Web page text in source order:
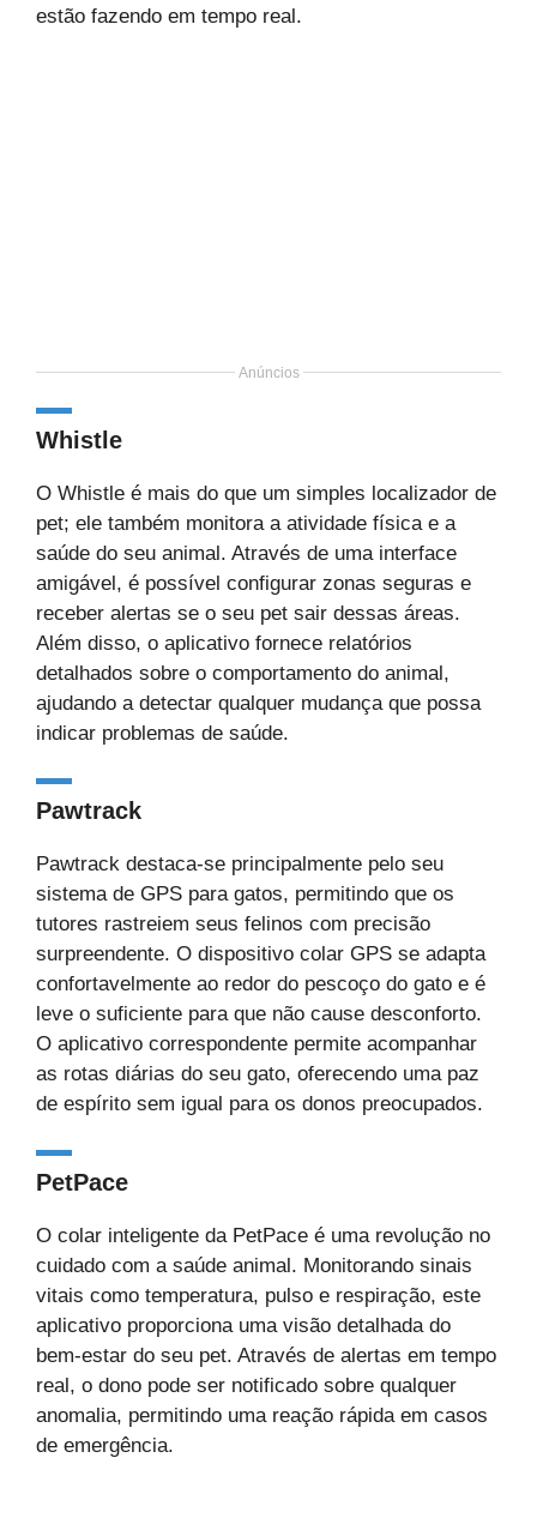
estão fazendo em tempo real.
Anúncios
Whistle
O Whistle é mais do que um simples localizador de
pet; ele também monitora a atividade física e a
saúde do seu animal. Através de uma interface
amigável, é possível configurar zonas seguras e
receber alertas se o seu pet sair dessas áreas.
Além disso, o aplicativo fornece relatórios
detalhados sobre o comportamento do animal,
ajudando a detectar qualquer mudança que possa
indicar problemas de saúde.
Pawtrack
Pawtrack destaca-se principalmente pelo seu
sistema de GPS para gatos, permitindo que os
tutores rastreiem seus felinos com precisão
surpreendente. O dispositivo colar GPS se adapta
confortavelmente ao redor do pescoço do gato e é
leve o suficiente para que não cause desconforto.
O aplicativo correspondente permite acompanhar
as rotas diárias do seu gato, oferecendo uma paz
de espírito sem igual para os donos preocupados.
PetPace
O colar inteligente da PetPace é uma revolução no
cuidado com a saúde animal. Monitorando sinais
vitais como temperatura, pulso e respiração, este
aplicativo proporciona uma visão detalhada do
bem-estar do seu pet. Através de alertas em tempo
real, o dono pode ser notificado sobre qualquer
anomalia, permitindo uma reação rápida em casos
de emergência.